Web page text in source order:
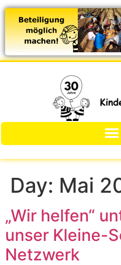
Day: Mai
„Wir helfen“
unser Kleine-
Netzwerk